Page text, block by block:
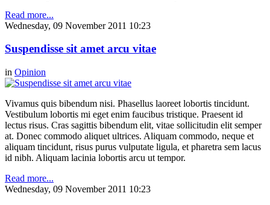
Read more...
Wednesday, 09 November 2011 10:23
Suspendisse sit amet arcu vitae
in Opinion
Vivamus quis bibendum nisi. Phasellus laoreet lobortis tincidunt.
Vestibulum lobortis mi eget enim faucibus tristique. Praesent id
lectus risus. Cras sagittis bibendum elit, vitae sollicitudin elit semper
at. Donec commodo aliquet ultrices. Aliquam commodo, neque et
aliquam tincidunt, risus purus vulputate ligula, et pharetra sem lacus
id nibh. Aliquam lacinia lobortis arcu ut tempor.
Read more...
Wednesday, 09 November 2011 10:23